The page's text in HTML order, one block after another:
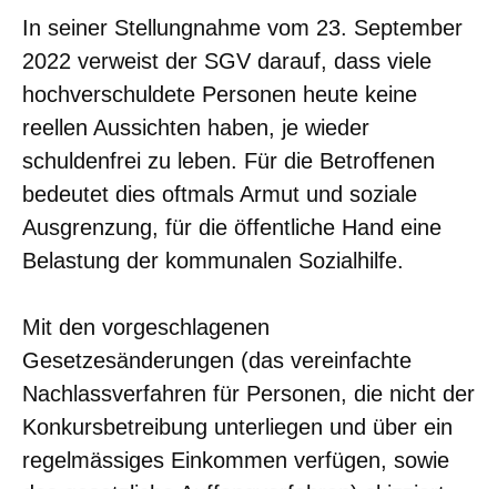
In seiner Stellungnahme vom 23. September
2022 verweist der SGV darauf, dass viele
hochverschuldete Personen heute keine
reellen Aussichten haben, je wieder
schuldenfrei zu leben. Für die Betroffenen
bedeutet dies oftmals Armut und soziale
Ausgrenzung, für die öffentliche Hand eine
Belastung der kommunalen Sozialhilfe.
Mit den vorgeschlagenen
Gesetzesänderungen (das vereinfachte
Nachlassverfahren für Personen, die nicht der
Konkursbetreibung unterliegen und über ein
regelmässiges Einkommen verfügen, sowie